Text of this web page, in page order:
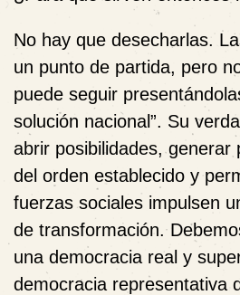
No hay que desecharlas.
un punto de partida, pero
puede seguir
solución nacional”. Su
abrir posibilidades, generar
del orden establecido y
fuerzas sociales impulsen
de transformación.
una democracia real y
democracia representativa